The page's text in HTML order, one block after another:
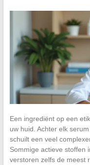
Een ingrediënt op een
uw huid. Achter elk
schuilt een veel
Sommige actieve stoffen
verstoren zelfs de meest